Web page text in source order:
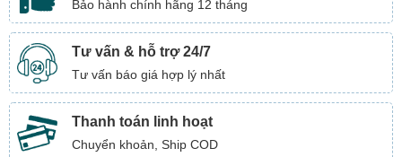
Bảo hành chính hãng 12 tháng
Tư vấn & hỗ trợ 24/7
Tư vấn báo giá hợp lý nhất
Thanh toán linh hoạt
Chuyển khoản, Ship COD